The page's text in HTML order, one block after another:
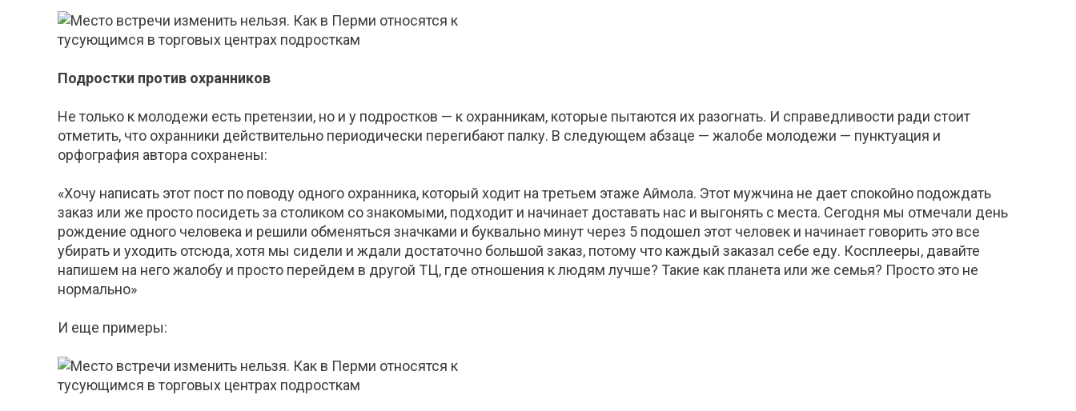
Подростки против охранников
Не только к молодежи есть претензии, но и у подростков — к охранникам, которые пытаются их разогнать. И справедливости ради стоит
отметить, что охранники действительно периодически перегибают палку. В следующем абзаце — жалобе молодежи — пунктуация и
орфография автора сохранены:
«Хочу написать этот пост по поводу одного охранника, который ходит на третьем этаже Аймола. Этот мужчина не дает спокойно подождать
заказ или же просто посидеть за столиком со знакомыми, подходит и начинает доставать нас и выгонять с места. Сегодня мы отмечали день
рождение одного человека и решили обменяться значками и буквально минут через 5 подошел этот человек и начинает говорить это все
убирать и уходить отсюда, хотя мы сидели и ждали достаточно большой заказ, потому что каждый заказал себе еду. Косплееры, давайте
напишем на него жалобу и просто перейдем в другой ТЦ, где отношения к людям лучше? Такие как планета или же семья? Просто это не
нормально»
И еще примеры: